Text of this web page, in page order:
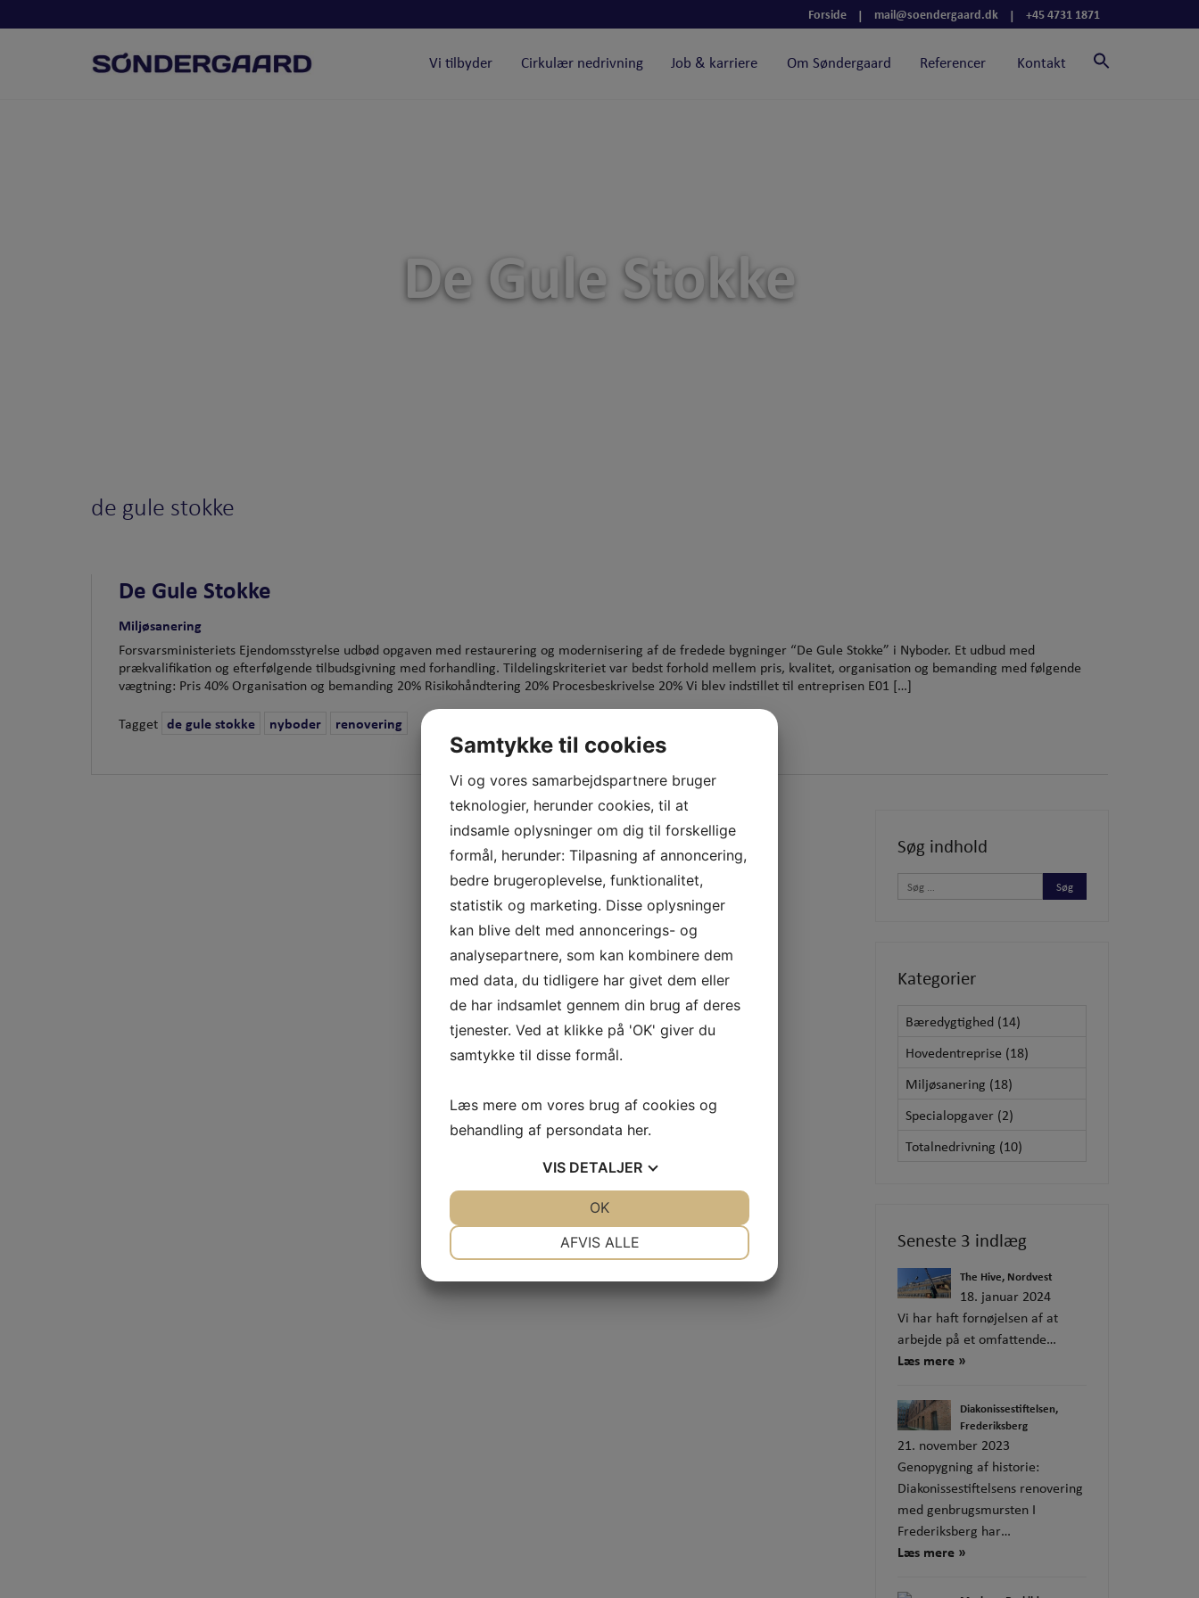
til
Forside | mail@soendergaard.dk | +45 4731 1871
Vi tilbyder Cirkulær nedrivning Job & karriere Om Søndergaard Referencer Kontakt
De Gule Stokke
de gule stokke
De Gule Stokke
Miljøsanering
Forsvarsministeriets Ejendomsstyrelse udbød opgaven med restaurering og modernisering af de fredede bygninger “De Gule Stokke” i Nyboder. Et udbud med
prækvalifikation og efterfølgende tilbudsgivning med forhandling. Tildelingskriteriet var bedst forhold mellem pris, kvalitet, organisation og bemanding med følgende
vægtning: Pris 40% Organisation og bemanding 20% Risikohåndtering 20% Procesbeskrivelse 20% Vi blev indstillet til entreprisen E01 […]
Tagget de gule stokke nyboder renovering
Søg indhold
Kategorier
Bæredygtighed (14)
Hovedentreprise (18)
Miljøsanering (18)
Specialopgaver (2)
Totalnedrivning (10)
Seneste 3 indlæg
The Hive, Nordvest
18. januar 2024
Vi har haft fornøjelsen af at
arbejde på et omfattende…
Læs mere »
Diakonissestiftelsen,
Frederiksberg
21. november 2023
Genopygning af historie:
Diakonissestiftelsens renovering
med genbrugsmursten I
Frederiksberg har…
Læs mere »
Samtykke til cookies
Vi og vores samarbejdspartnere bruger
teknologier, herunder cookies, til at
indsamle oplysninger om dig til forskellige
formål, herunder: Tilpasning af annoncering,
bedre brugeroplevelse, funktionalitet,
statistik og marketing. Disse oplysninger
kan blive delt med annoncerings- og
analysepartnere, som kan kombinere dem
med data, du tidligere har givet dem eller
de har indsamlet gennem din brug af deres
tjenester. Ved at klikke på 'OK' giver du
samtykke til disse formål.
Læs mere om vores brug af cookies og
behandling af persondata her.
VIS DETALJER
AFVIS ALLE
OK